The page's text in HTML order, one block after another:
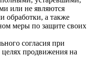
или не являются
обработки, а также
меры по защите своих
согласия при
продвижения на